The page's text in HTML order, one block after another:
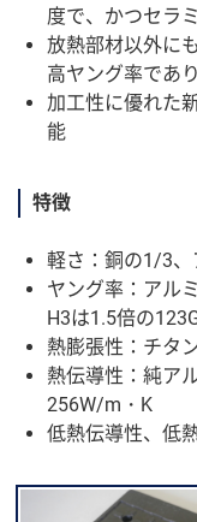
度で、かつセラ
放熱部材以外に
高ヤング率であ
加工性に優れた
能
特徴
軽さ：銅の1/3
ヤング率：アル
H3は1.5倍の
熱膨張性：チタ
熱伝導性：純ア
256W/m・K
低熱伝導性、低